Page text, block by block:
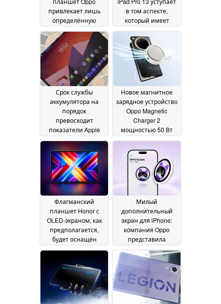
привлекает лишь
определённую
19 July 2026
в том аспекте,
который имеет
значение для
планшетов 19 July 2026
Срок службы
аккумулятора на
порядок
превосходит
показатели Apple
премиум-класса и
настоящая скрытая
жемчужина19 July 2026
Новое магнитное
зарядное устройство
Oppo Magnetic
Charger 2
мощностью 50 Вт
теперь доступно в
Европе в рамках
расширенного
запуска11 July 2026
Флагманский
планшет Honor с
OLED-экраном, как
предполагается,
будет оснащён
Милый
дополнительный
экран для iPhone:
компания Oppo
представила
версию экрана
Bubble для селфи30
June 2026